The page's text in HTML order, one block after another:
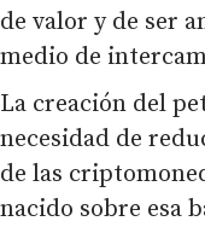
de valor y de ser
medio de
La creación del
necesidad de
de las
nacido sobre esa